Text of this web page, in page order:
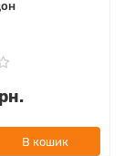
В кошик